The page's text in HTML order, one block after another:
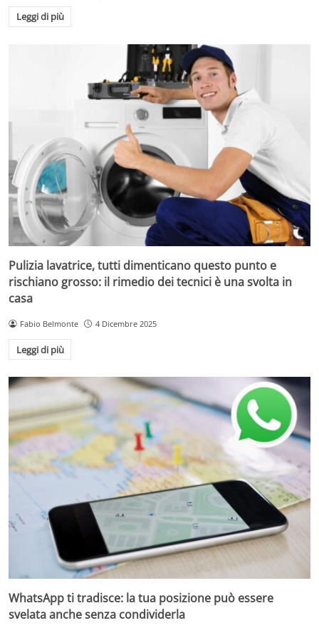
Leggi di più
Pulizia lavatrice, tutti dimenticano questo punto e
rischiano grosso: il rimedio dei tecnici è una svolta in
casa
Fabio Belmonte 4 Dicembre 2025
Leggi di più
WhatsApp ti tradisce: la tua posizione può essere
svelata anche senza condividerla